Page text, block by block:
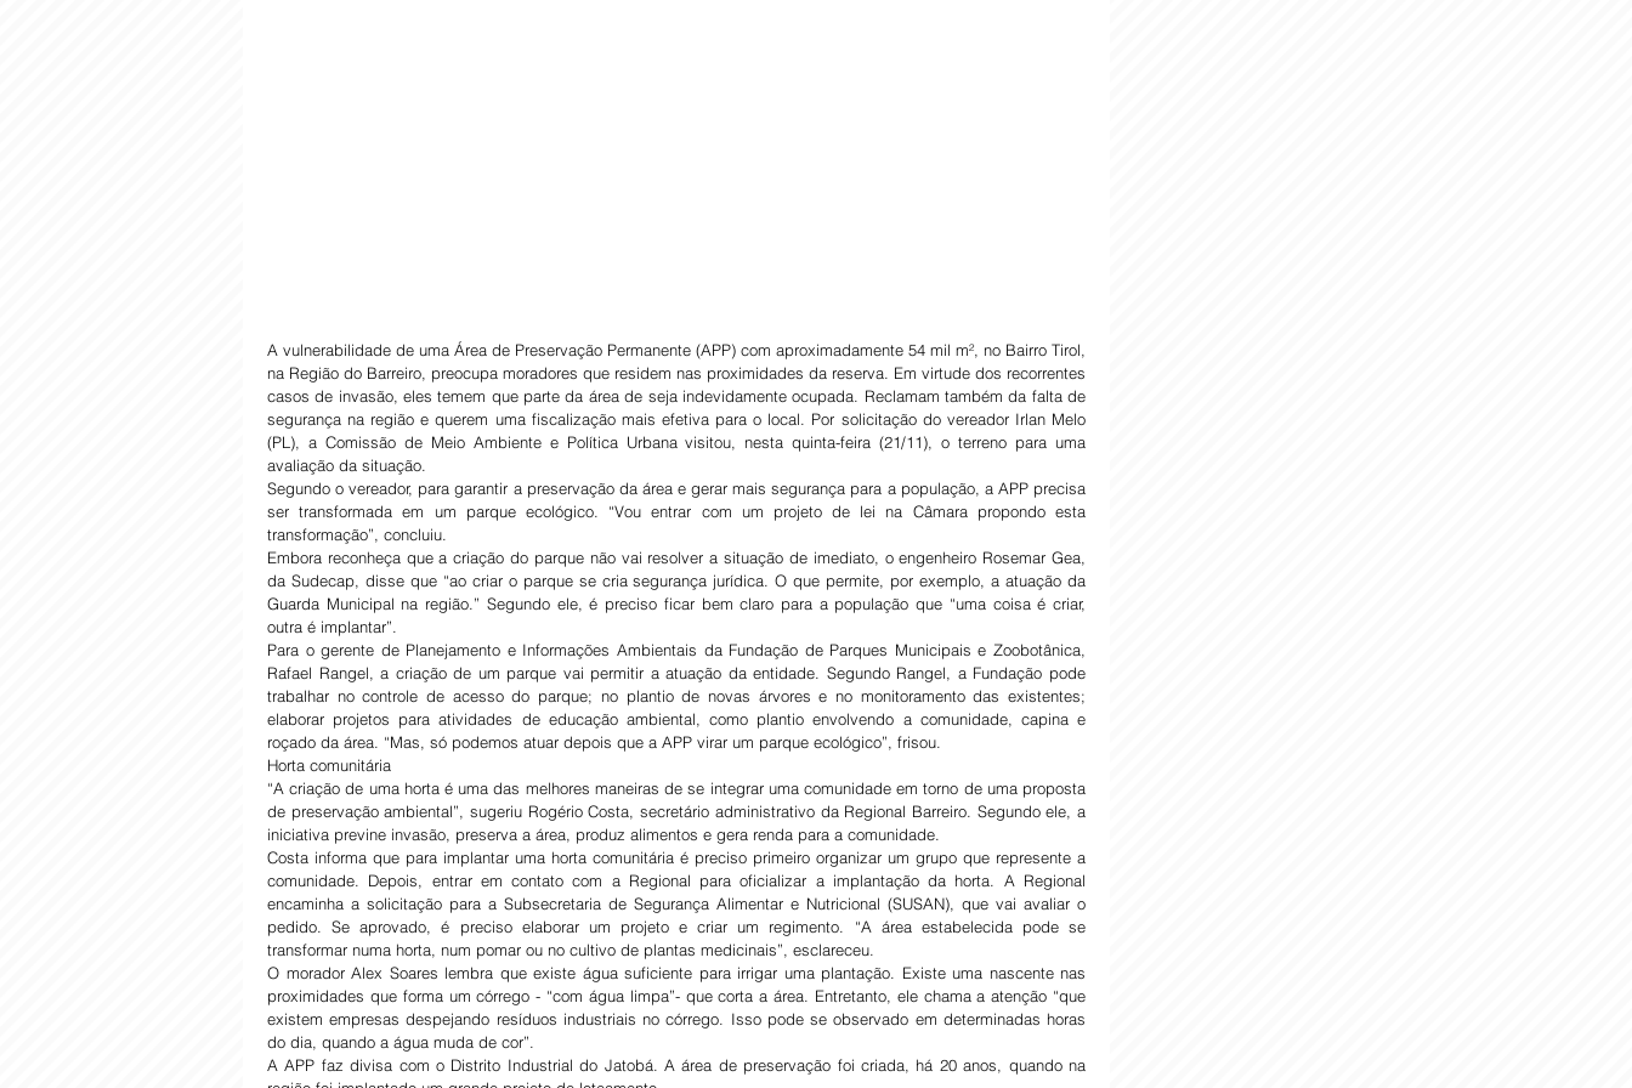
A vulnerabilidade de uma Área de Preservação Permanente (APP) com aproximadamente 54 mil m², no Bairro Tirol,
na Região do Barreiro, preocupa moradores que residem nas proximidades da reserva. Em virtude dos recorrentes
casos de invasão, eles temem que parte da área de seja indevidamente ocupada. Reclamam também da falta de
segurança na região e querem uma fiscalização mais efetiva para o local. Por solicitação do vereador Irlan Melo
(PL), a Comissão de Meio Ambiente e Política Urbana visitou, nesta quinta-feira (21/11), o terreno para uma
avaliação da situação.
Segundo o vereador, para garantir a preservação da área e gerar mais segurança para a população, a APP precisa
ser transformada em um parque ecológico. “Vou entrar com um projeto de lei na Câmara propondo esta
transformação”, concluiu.
Embora reconheça que a criação do parque não vai resolver a situação de imediato, o engenheiro Rosemar Gea,
da Sudecap, disse que “ao criar o parque se cria segurança jurídica. O que permite, por exemplo, a atuação da
Guarda Municipal na região.” Segundo ele, é preciso ficar bem claro para a população que “uma coisa é criar,
outra é implantar”.
Para o gerente de Planejamento e Informações Ambientais da Fundação de Parques Municipais e Zoobotânica,
Rafael Rangel, a criação de um parque vai permitir a atuação da entidade. Segundo Rangel, a Fundação pode
trabalhar no controle de acesso do parque; no plantio de novas árvores e no monitoramento das existentes;
elaborar projetos para atividades de educação ambiental, como plantio envolvendo a comunidade, capina e
roçado da área. “Mas, só podemos atuar depois que a APP virar um parque ecológico”, frisou.
Horta comunitária
“A criação de uma horta é uma das melhores maneiras de se integrar uma comunidade em torno de uma proposta
de preservação ambiental”, sugeriu Rogério Costa, secretário administrativo da Regional Barreiro. Segundo ele, a
iniciativa previne invasão, preserva a área, produz alimentos e gera renda para a comunidade.
Costa informa que para implantar uma horta comunitária é preciso primeiro organizar um grupo que represente a
comunidade. Depois, entrar em contato com a Regional para oficializar a implantação da horta. A Regional
encaminha a solicitação para a Subsecretaria de Segurança Alimentar e Nutricional (SUSAN), que vai avaliar o
pedido. Se aprovado, é preciso elaborar um projeto e criar um regimento. “A área estabelecida pode se
transformar numa horta, num pomar ou no cultivo de plantas medicinais”, esclareceu.
O morador Alex Soares lembra que existe água suficiente para irrigar uma plantação. Existe uma nascente nas
proximidades que forma um córrego - “com água limpa”- que corta a área. Entretanto, ele chama a atenção “que
existem empresas despejando resíduos industriais no córrego. Isso pode se observado em determinadas horas
do dia, quando a água muda de cor”.
A APP faz divisa com o Distrito Industrial do Jatobá. A área de preservação foi criada, há 20 anos, quando na